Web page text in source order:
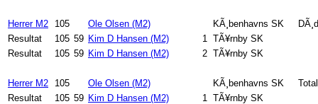
Herrer M2 105 Ole Olsen (M2) KÃ¸benhavns SK
Resultat
105 59 Kim D Hansen (M2) 1 TÃ¥rnby SK
Resultat
105 59 Kim D Hansen (M2) 2 TÃ¥rnby SK
Herrer M2 105 Ole Olsen (M2) KÃ¸benhavns SK
Total
Resultat
105 59 Kim D Hansen (M2) 1 TÃ¥rnby SK